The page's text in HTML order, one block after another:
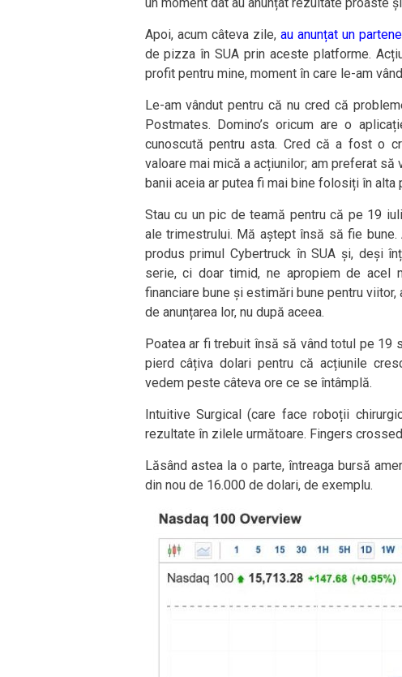
Apoi, acum câteva zile, au anunțat un
de pizza în SUA prin aceste platforme.
profit pentru mine, moment în care le-am
Le-am vândut pentru că nu cred că
Postmates. Domino’s oricum are o
cunoscută pentru asta. Cred că a fost o
valoare mai mică a acțiunilor; am preferat să
banii aceia ar putea fi mai bine folosiți în alta
Stau cu un pic de teamă pentru că pe 19
ale trimestrului. Mă aștept însă să fie bune.
produs primul Cybertruck în SUA și, deși
serie, ci doar timid, ne apropiem de acel
financiare bune și estimări bune pentru
de anunțarea lor, nu după aceea.
Poatea ar fi trebuit însă să vând totul pe 19
pierd câțiva dolari pentru că acțiunile
vedem peste câteva ore ce se întâmplă.
Intuitive Surgical (care face roboții
rezultate în zilele următoare. Fingers
Lăsând astea la o parte, întreaga bursă
din nou de 16.000 de dolari, de exemplu.